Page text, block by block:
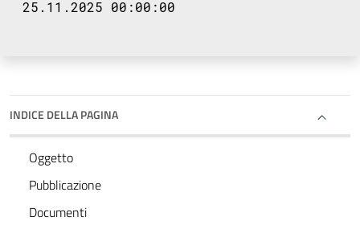
25.11.2025 00:00:00
INDICE DELLA PAGINA
Oggetto
Pubblicazione
Documenti